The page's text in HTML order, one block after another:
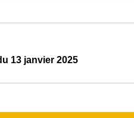
13 janvier 2025